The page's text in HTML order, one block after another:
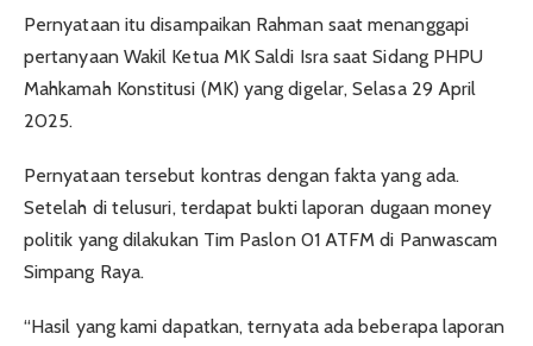
Pernyataan itu disampaikan Rahman saat menanggapi
pertanyaan Wakil Ketua MK Saldi Isra saat Sidang PHPU
Mahkamah Konstitusi (MK) yang digelar, Selasa 29 April
2025.
Pernyataan tersebut kontras dengan fakta yang ada.
Setelah di telusuri, terdapat bukti laporan dugaan money
politik yang dilakukan Tim Paslon 01 ATFM di Panwascam
Simpang Raya.
“Hasil yang kami dapatkan, ternyata ada beberapa laporan